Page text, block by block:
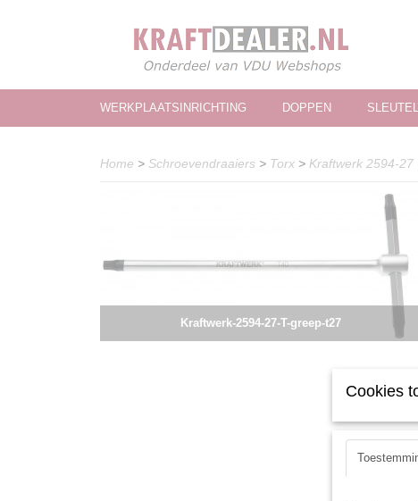
WERKPLAATSINRICHTING DOPPEN
Home > Schroevendraaiers > Torx > Kraftwerk 2594-27
Kraftwerk-2594-27-T-greep-t27
Cookies